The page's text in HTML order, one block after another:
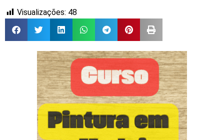
Visualizações: 48